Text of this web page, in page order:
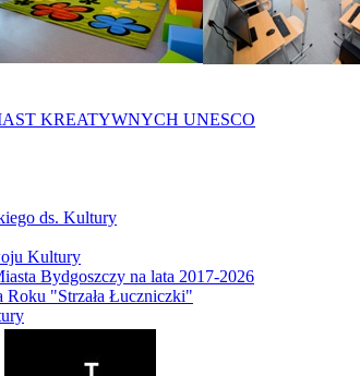
KREATYWNYCH UNESCO
ds. Kultury
Kultury
Bydgoszczy na lata 2017-2026
Roku "Strzała Łuczniczki"